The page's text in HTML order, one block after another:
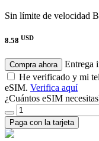
Sin límite de velocidad
8.58 USD
Compra ahora
Entrega
He verificado y mi
eSIM. Verifica aquí
¿Cuántos eSIM
Paga con la tarjeta